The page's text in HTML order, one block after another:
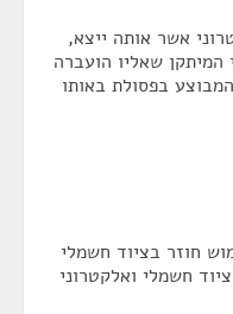
אשר אותה ייצא,
שאליו הועברה
בפסולת באותו
חוזר בציוד חשמלי
חשמלי ואלקטרוני